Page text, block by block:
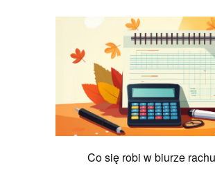
Co się robi w biurze